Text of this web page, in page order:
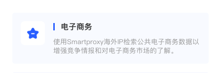
电子商务
使用Smartproxy海外IP检索公共电子商务数据以
增强竞争情报和对电子商务市场的了解。